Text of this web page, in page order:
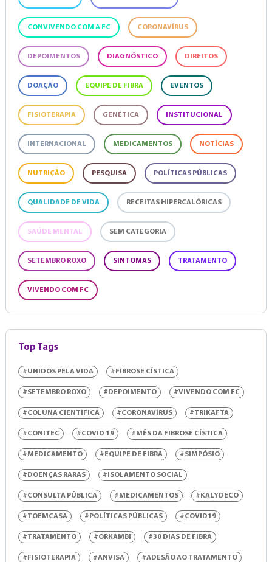
CONVIVENDO COM A FC CORONAVÍRUS
DEPOIMENTOS DIAGNÓSTICO DIREITOS
DOAÇÃO EQUIPE DE FIBRA EVENTOS
FISIOTERAPIA GENÉTICA INSTITUCIONAL
INTERNACIONAL MEDICAMENTOS NOTÍCIAS
NUTRIÇÃO PESQUISA POLÍTICAS PÚBLICAS
QUALIDADE DE VIDA RECEITAS HIPERCALÓRICAS
SAÚDE MENTAL SEM CATEGORIA
SETEMBRO ROXO SINTOMAS TRATAMENTO
VIVENDO COM FC
Top Tags
#UNIDOS PELA VIDA #FIBROSE CÍSTICA
#SETEMBRO ROXO #DEPOIMENTO #VIVENDO COM FC
#COLUNA CIENTÍFICA #CORONAVÍRUS #TRIKAFTA
#CONITEC #COVID 19 #MÊS DA FIBROSE CÍSTICA
#MEDICAMENTO #EQUIPE DE FIBRA #SIMPÓSIO
#DOENÇAS RARAS #ISOLAMENTO SOCIAL
#CONSULTA PÚBLICA #MEDICAMENTOS #KALYDECO
#TOEMCASA #POLÍTICAS PÚBLICAS #COVID19
#TRATAMENTO #ORKAMBI #30 DIAS DE FIBRA
#FISIOTERAPIA #ANVISA #ADESÃO AO TRATAMENTO